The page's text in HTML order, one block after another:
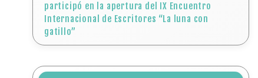
participó en la apertura del IX Encuentro
Internacional de Escritores “La luna con
gatillo”